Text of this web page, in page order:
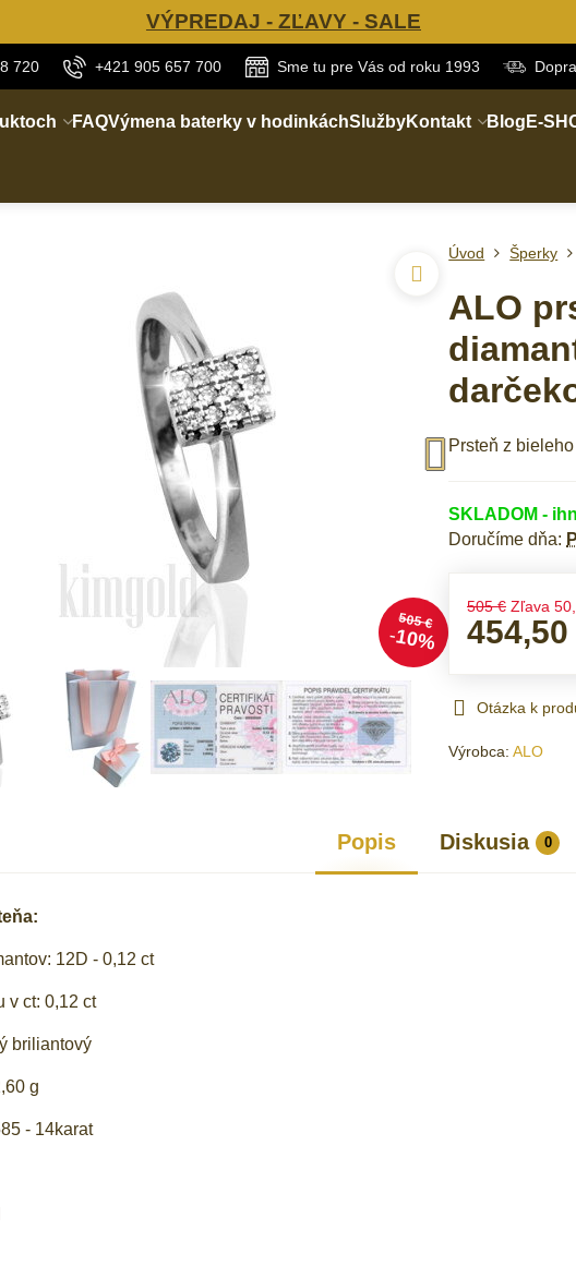
VÝPREDAJ - ZĽAVY - SALE
720 +421 905 657 700 Sme tu pre Vás od roku 1993
FAQVýmena baterky v hodinkáchSlužbyKontakt Blog E-
505 €
10%
Úvod Šperky
ALO
Prsteň z
SKLADOM -
Doručíme dňa:
505 € Zľava
454,50
Otázka k
Výrobca:ALO
Popis Diskusia 0
12D - 0,12 ct
v ct: 0,12 ct
briliantový
g
- 14karat